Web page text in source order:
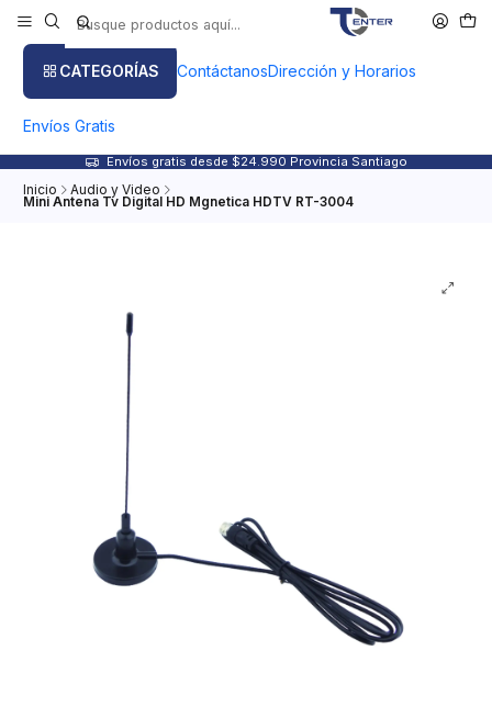
CATEGORÍAS ContáctanosDirección y Horarios
Envíos Gratis
Envíos gratis desde $24.990 Provincia Santiago
Inicio Audio y Video
Mini Antena Tv Digital HD Mgnetica HDTV RT-3004